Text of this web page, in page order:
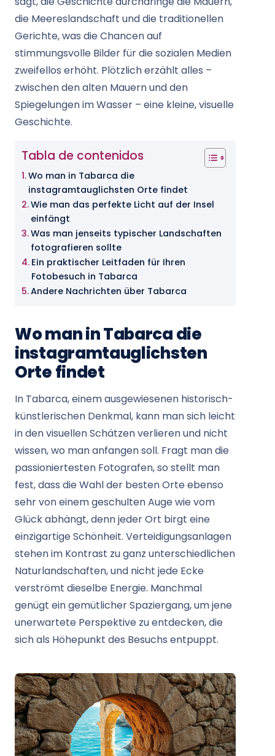
die Meereslandschaft und die traditionellen
Gerichte, was die Chancen auf
stimmungsvolle Bilder für die sozialen Medien
zweifellos erhöht. Plötzlich erzählt alles –
zwischen den alten Mauern und den
Spiegelungen im Wasser – eine kleine, visuelle
Geschichte.
Tabla de contenidos
Wo man in Tabarca die
instagramtauglichsten Orte findet
Wie man das perfekte Licht auf der Insel
einfängt
Was man jenseits typischer Landschaften
fotografieren sollte
Ein praktischer Leitfaden für Ihren
Fotobesuch in Tabarca
Andere Nachrichten über Tabarca
Wo man in Tabarca die
instagramtauglichsten
Orte findet
In Tabarca, einem ausgewiesenen historisch-
künstlerischen Denkmal, kann man sich leicht
in den visuellen Schätzen verlieren und nicht
wissen, wo man anfangen soll. Fragt man die
passioniertesten Fotografen, so stellt man
fest, dass die Wahl der besten Orte ebenso
sehr von einem geschulten Auge wie vom
Glück abhängt, denn jeder Ort birgt eine
einzigartige Schönheit. Verteidigungsanlagen
stehen im Kontrast zu ganz unterschiedlichen
Naturlandschaften, und nicht jede Ecke
verströmt dieselbe Energie. Manchmal
genügt ein gemütlicher Spaziergang, um jene
unerwartete Perspektive zu entdecken, die
sich als Höhepunkt des Besuchs entpuppt.